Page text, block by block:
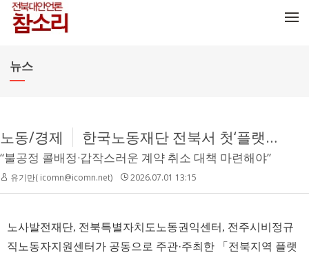
뉴스
노동/경제 한국노동재단 전북서 첫‘플랫폼·프리랜서·특공 노동자 원탁회의’ 개최
“불공정 콜배정·갑작스러운 계약 취소 대책 마련해야”
유기만( icomn@icomn.net) 2026.07.01 13:15
노사발전재단, 전북특별자치도노동권익센터, 전주시비정규
직노동자지원센터가 공동으로 주관·주최한 「전북지역 플랫